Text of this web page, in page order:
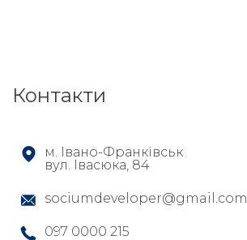
Контакти
м. Івано-Франківськ
вул. Івасюка, 84
sociumdeveloper@gmail.com
097 0000 215